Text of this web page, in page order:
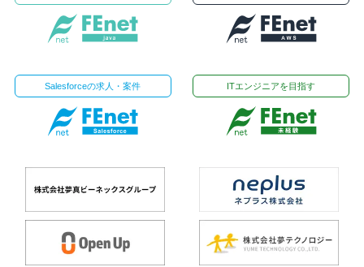
Salesforceの求人・案件 ITエンジニアを目指す